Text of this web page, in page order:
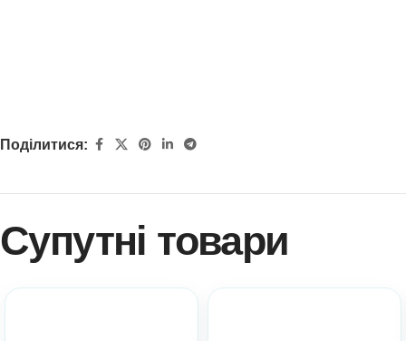
Поділитися:
Супутні товари